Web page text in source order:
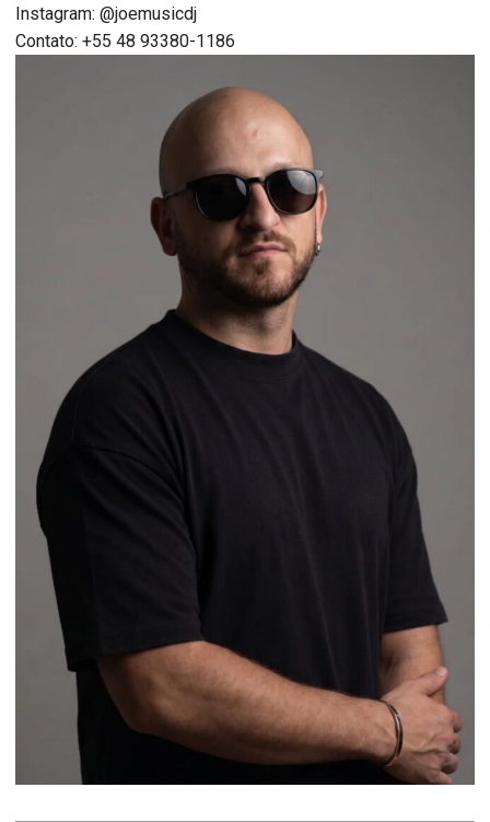
Instagram: @joemusicdj
Contato: +55 48 93380-1186